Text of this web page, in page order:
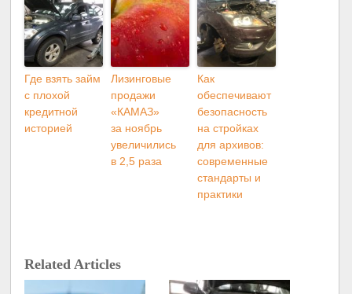
Где взять займ
с плохой
кредитной
историей
Лизинговые
продажи
«КАМАЗ»
за ноябрь
увеличились
в 2,5 раза
Как
обеспечивают
безопасность
на стройках
для архивов:
современные
стандарты и
практики
Related Articles